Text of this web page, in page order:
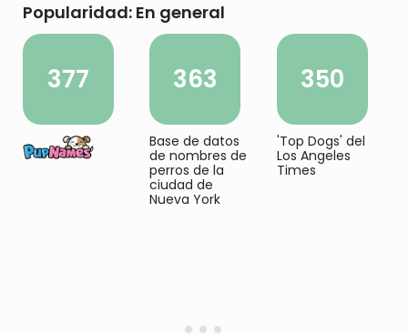
Popularidad: En general
377 363
Base de datos
de nombres de
perros de la
ciudad de
Nueva York
350
'Top Dogs' del
Los Angeles
Times